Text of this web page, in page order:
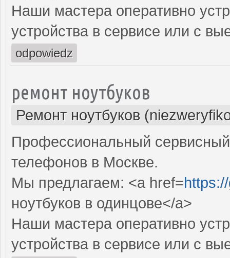
Наши мастера оперативно
устройства в сервисе или с
odpowiedz
ремонт ноутбуков
Ремонт ноутбуков
Профессиональный
телефонов в Москве.
Мы предлагаем: <a href=
ноутбуков в одинцове</a>
Наши мастера оперативно
устройства в сервисе или с